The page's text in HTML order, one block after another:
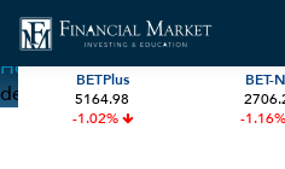
Home»Transformarea
de dezvoltare a organizațiilor la
PIATA DE CAPITAL
BETPlus
5164.98
-1.02%
BET-
-1.16%